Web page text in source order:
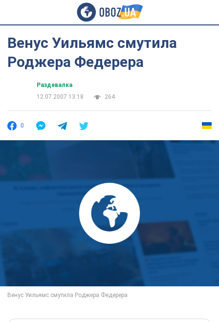
Венус Уильямс смутила
Роджера Федерера
Раздевалка
12.07.2007 13:18
264
0